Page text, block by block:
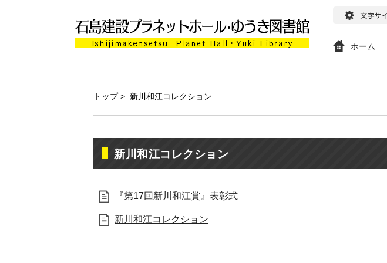
ホーム
トップ> 新川和江コレクション
新川和江コレクション
『第17回新川和江賞』表彰式
新川和江コレクション